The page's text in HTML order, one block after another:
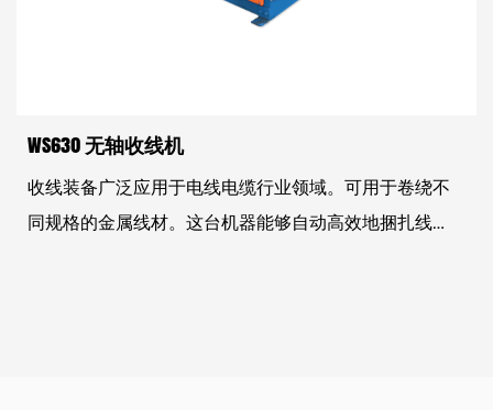
WS630 无轴收线机
收线装备广泛应用于电线电缆行业领域。可用于卷绕不
同规格的金属线材。这台机器能够自动高效地捆扎线